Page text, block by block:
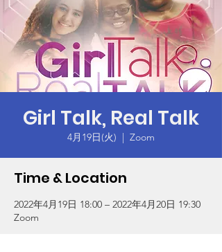
Girl Talk, Real Talk
4月19日(火)
  |
Zoom
Time & Location
2022年4月19日 18:00 – 2022年4月20日 19:30
Zoom